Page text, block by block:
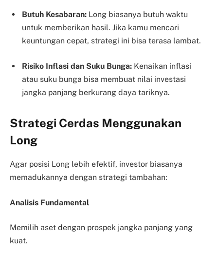
Butuh Kesabaran: Long biasanya butuh waktu
untuk memberikan hasil. Jika kamu mencari
keuntungan cepat, strategi ini bisa terasa lambat.
Risiko Inflasi dan Suku Bunga: Kenaikan inflasi
atau suku bunga bisa membuat nilai investasi
jangka panjang berkurang daya tariknya.
Strategi Cerdas Menggunakan
Long
Agar posisi Long lebih efektif, investor biasanya
memadukannya dengan strategi tambahan:
Analisis Fundamental
Memilih aset dengan prospek jangka panjang yang
kuat.